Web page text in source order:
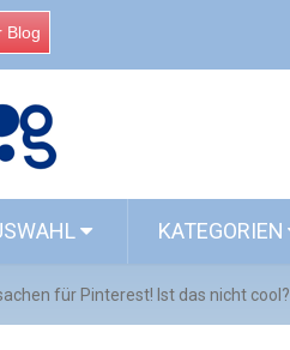
Blog
KATEGORIEN
für Pinterest! Ist das nicht cool?